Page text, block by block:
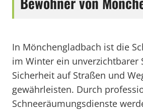
In Mönchengladbach ist die
im Winter ein unverzichtbarer
Sicherheit auf Straßen und
gewährleisten. Durch
Schneeräumungsdienste